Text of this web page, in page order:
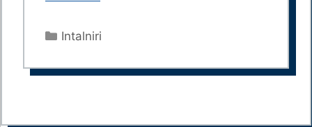
Categories
Intalniri